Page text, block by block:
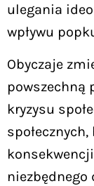
ulegania
wpływu
Obyczaje
powszechną
kryzysu